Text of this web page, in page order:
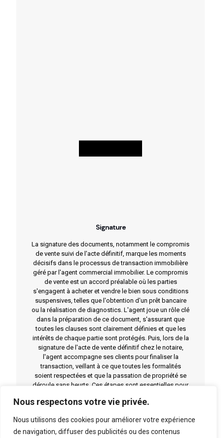
Nous respectons votre vie privée.
Nous utilisons des cookies pour améliorer votre expérience
de navigation, diffuser des publicités ou des contenus
Signature
La signature des documents, notamment le compromis
de vente suivi de l'acte définitif, marque les moments
décisifs dans le processus de transaction immobilière
géré par l'agent commercial immobilier. Le compromis
de vente est un accord préalable où les parties
s'engagent à acheter et vendre le bien sous conditions
suspensives, telles que l'obtention d'un prêt bancaire
ou la réalisation de diagnostics. L'agent joue un rôle clé
dans la préparation de ce document, s'assurant que
toutes les clauses sont clairement définies et que les
intérêts de chaque partie sont protégés. Puis, lors de la
signature de l'acte de vente définitif chez le notaire,
l'agent accompagne ses clients pour finaliser la
transaction, veillant à ce que toutes les formalités
soient respectées et que la passation de propriété se
déroule sans heurts. Ces étapes sont essentielles pour
méticuleuse et professionnelle par l'agent.